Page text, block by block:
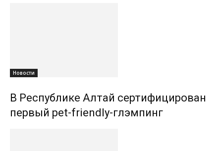
Новости
В Республике Алтай сертифицирован
первый pet-friendly-глэмпинг